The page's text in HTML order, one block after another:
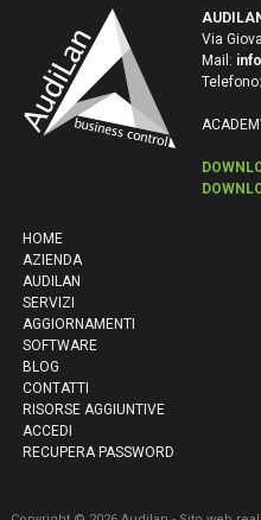
Via
Mail:
Telefono:
HOME
AZIENDA
AUDILAN
SERVIZI
AGGIORNAMENTI
SOFTWARE
BLOG
CONTATTI
RISORSE AGGIUNTIVE
ACCEDI
RECUPERA PASSWORD